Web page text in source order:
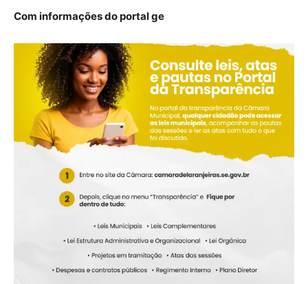
Com informações do portal ge